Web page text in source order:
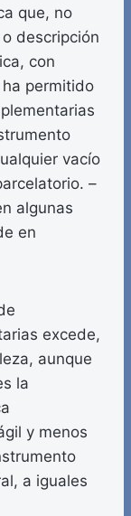
que, no
descripción
con
permitido
vacío
–
algunas
en
excede,
aunque
la
y menos
a iguales